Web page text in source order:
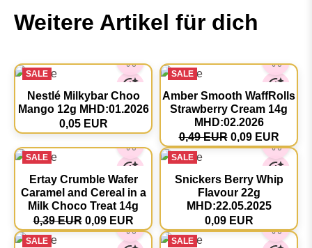
Weitere Artikel für dich
SALE
Nestlé Milkybar Choo
Mango 12g MHD:01.2026
0,05 EUR
SALE
Amber Smooth WaffRolls
Strawberry Cream 14g
MHD:02.2026
0,49 EUR 0,09 EUR
SALE
Ertay Crumble Wafer
Caramel and Cereal in a
Milk Choco Treat 14g
0,39 EUR 0,09 EUR
SALE
Snickers Berry Whip
Flavour 22g
MHD:22.05.2025
0,09 EUR
SALE SALE